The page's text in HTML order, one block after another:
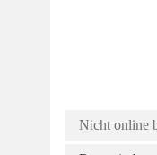
Nicht online